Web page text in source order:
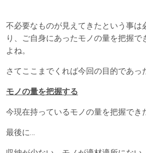
不必要なものが見えてきたという事は
り、ご自身にあったモノの量を把握で
よね。
さてここまでくれば今回の目的であっ
モノの量を把握する
今現在持っているモノの量を把握でき
最後に…